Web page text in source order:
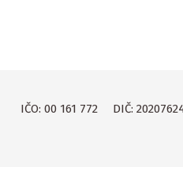
IČO: 00 161 772 DIČ: